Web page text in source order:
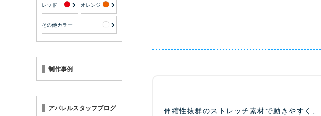
レッド オレンジ
その他カラー
制作事例
アパレルスタッフブログ
伸縮性抜群のストレッチ素材で動きやすく